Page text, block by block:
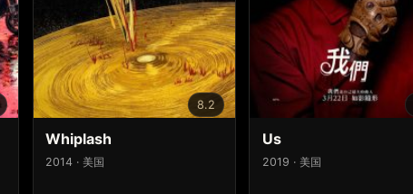
8.2
Whiplash
2014 · 美国
Us
2019 · 美国